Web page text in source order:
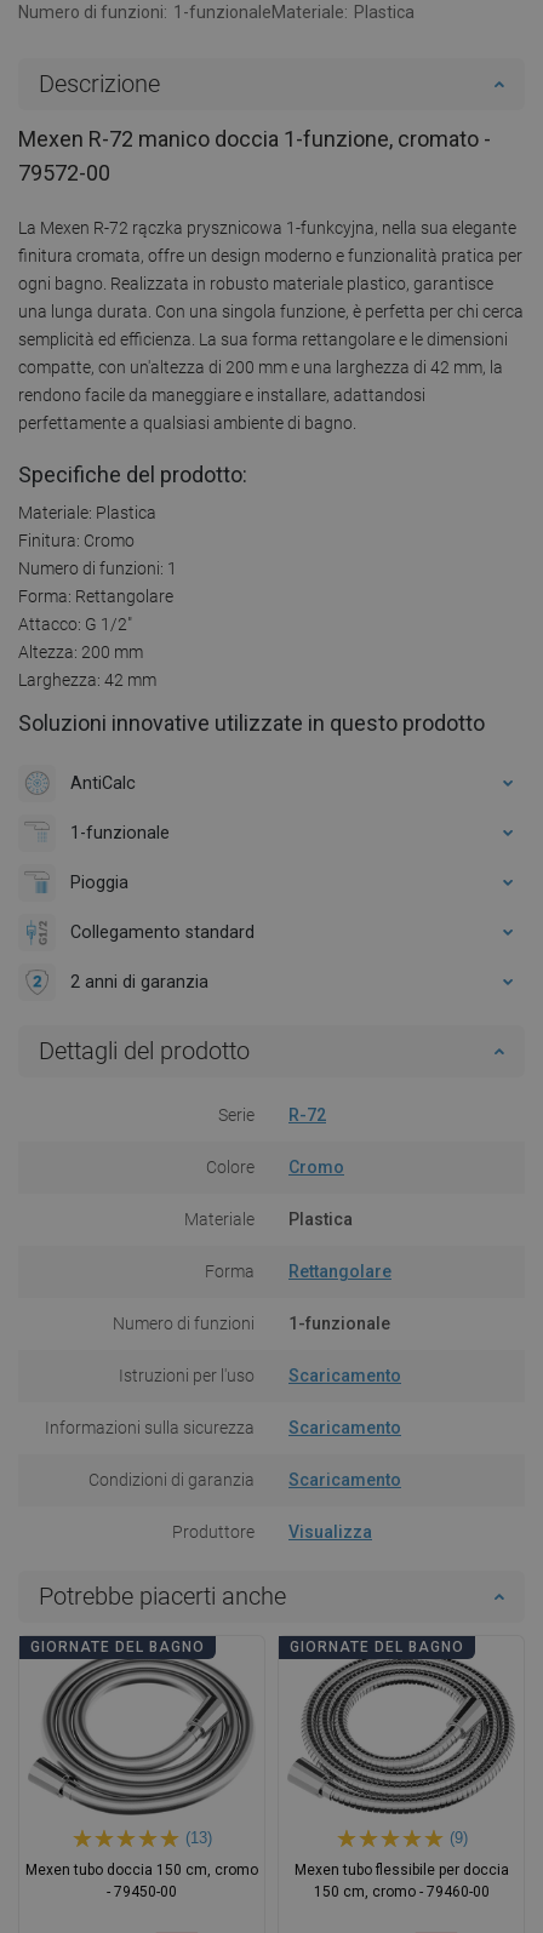
Numero di funzioni: 1-funzionaleMateriale: Plastica
Descrizione
Mexen R-72 manico doccia 1-funzione, cromato -
79572-00
La Mexen R-72 rączka prysznicowa 1-funkcyjna, nella sua elegante
finitura cromata, offre un design moderno e funzionalità pratica per
ogni bagno. Realizzata in robusto materiale plastico, garantisce
una lunga durata. Con una singola funzione, è perfetta per chi cerca
semplicità ed efficienza. La sua forma rettangolare e le dimensioni
compatte, con un'altezza di 200 mm e una larghezza di 42 mm, la
rendono facile da maneggiare e installare, adattandosi
perfettamente a qualsiasi ambiente di bagno.
Specifiche del prodotto:
Materiale: Plastica
Finitura: Cromo
Numero di funzioni: 1
Forma: Rettangolare
Attacco: G 1/2"
Altezza: 200 mm
Larghezza: 42 mm
Soluzioni innovative utilizzate in questo prodotto
AntiCalc
1-funzionale
Pioggia
Collegamento standard
2 anni di garanzia
Dettagli del prodotto
Serie R-72
Colore Cromo
Materiale Plastica
Forma Rettangolare
Numero di funzioni 1-funzionale
Istruzioni per l'uso Scaricamento
Informazioni sulla sicurezza Scaricamento
Condizioni di garanzia Scaricamento
Produttore Visualizza
Potrebbe piacerti anche
GIORNATE DEL BAGNO
(13)
Mexen tubo doccia 150 cm, cromo
- 79450-00
GIORNATE DEL BAGNO
(9)
Mexen tubo flessibile per doccia
150 cm, cromo - 79460-00